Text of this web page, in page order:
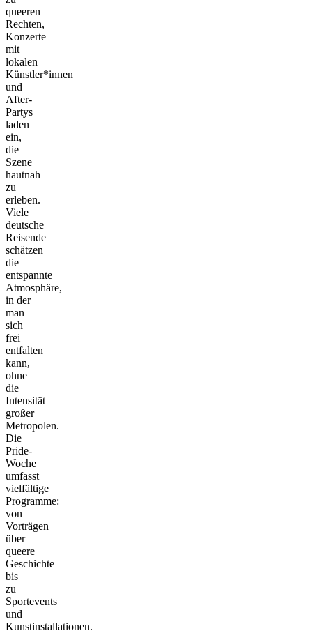
queeren
Rechten,
Konzerte
mit
lokalen
Künstler*innen
und
After-
Partys
laden
ein,
die
Szene
hautnah
zu
erleben.
Viele
deutsche
Reisende
schätzen
die
entspannte
Atmosphäre,
in der
man
sich
frei
entfalten
kann,
ohne
die
Intensität
großer
Metropolen.
Die
Pride-
Woche
umfasst
vielfältige
Programme:
von
Vorträgen
über
queere
Geschichte
bis
zu
Sportevents
und
Kunstinstallationen.